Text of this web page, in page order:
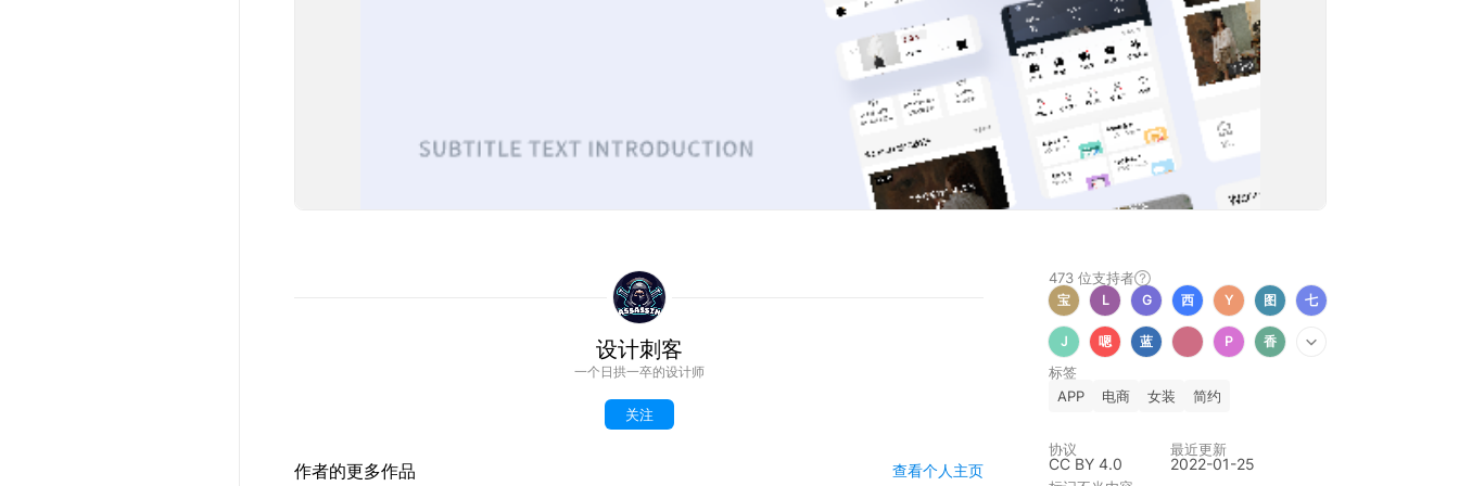
设计刺客
一个日拱一卒的设计师
关注
作者的更多作品 查看个人 主页
473 位支持者
宝 L G 西 Y 图 七
J 嗯 蓝 P 香
标签
APP
电商 女装 简约
协议
CC BY 4.0
最近更新
2022-01-25